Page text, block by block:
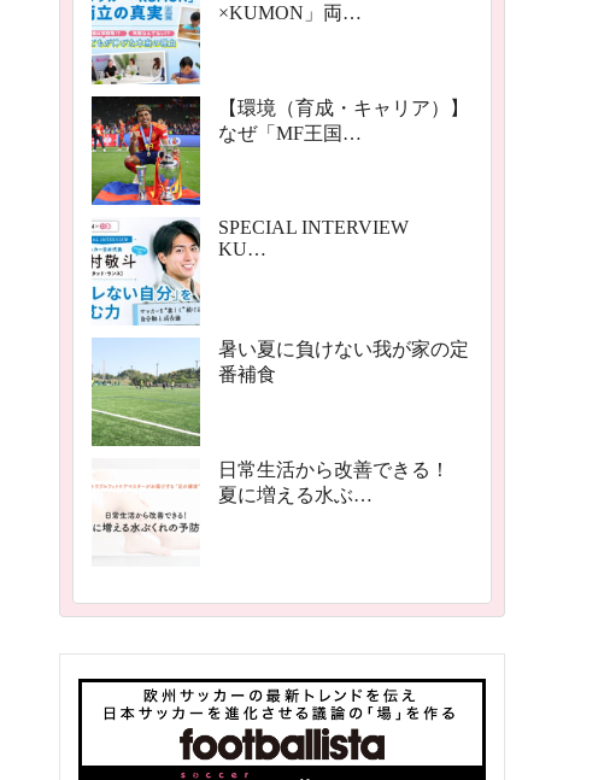
×KUMON」両…
【環境（育成・キャリア）】
なぜ「MF王国…
SPECIAL INTERVIEW
KU…
暑い夏に負けない我が家の定
番補食
日常生活から改善できる！
夏に増える水ぶ…